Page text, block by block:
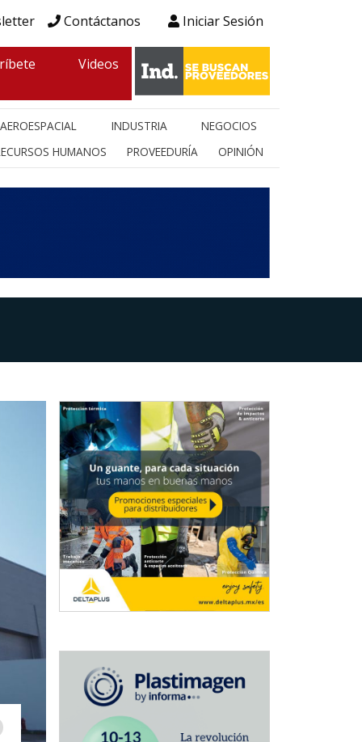
Contáctanos Iniciar Sesión
Videos
AEROESPACIAL INDUSTRIA
NEGOCIOS
HUMANOS
PROVEEDURÍA OPINIÓN